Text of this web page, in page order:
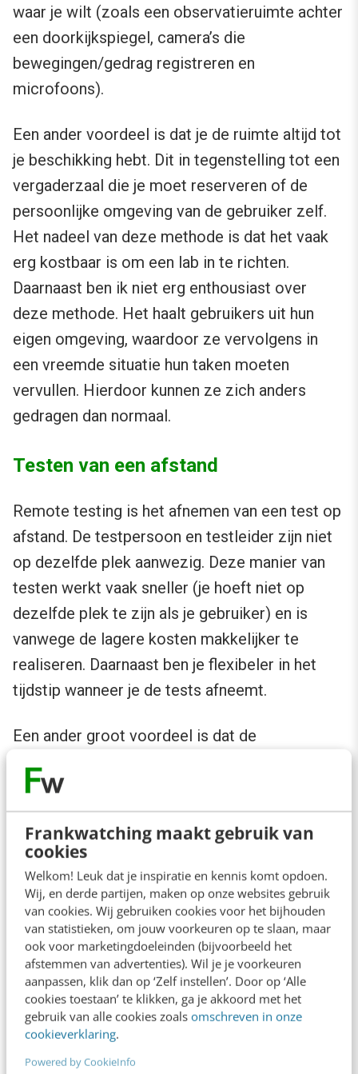
Frankwatching maakt gebruik van
cookies
Welkom! Leuk dat je inspiratie en kennis komt opdoen.
Wij, en derde partijen, maken op onze websites gebruik
van cookies. Wij gebruiken cookies voor het bijhouden
van statistieken, om jouw voorkeuren op te slaan, maar
ook voor marketingdoeleinden (bijvoorbeeld het
afstemmen van advertenties). Wil je je voorkeuren
aanpassen, klik dan op ‘Zelf instellen’. Door op ‘Alle
cookies toestaan’ te klikken, ga je akkoord met het
gebruik van alle cookies zoals omschreven in onze
cookieverklaring.
Powered by CookieInfo
waar je wilt (zoals een observatieruimte achter
een doorkijkspiegel, camera’s die
bewegingen/gedrag registreren en
microfoons).
Een ander voordeel is dat je de ruimte altijd tot
je beschikking hebt. Dit in tegenstelling tot een
vergaderzaal die je moet reserveren of de
persoonlijke omgeving van de gebruiker zelf.
Het nadeel van deze methode is dat het vaak
erg kostbaar is om een lab in te richten.
Daarnaast ben ik niet erg enthousiast over
deze methode. Het haalt gebruikers uit hun
eigen omgeving, waardoor ze vervolgens in
een vreemde situatie hun taken moeten
vervullen. Hierdoor kunnen ze zich anders
gedragen dan normaal.
Testen van een afstand
Remote testing is het afnemen van een test op
afstand. De testpersoon en testleider zijn niet
op dezelfde plek aanwezig. Deze manier van
testen werkt vaak sneller (je hoeft niet op
dezelfde plek te zijn als je gebruiker) en is
vanwege de lagere kosten makkelijker te
realiseren. Daarnaast ben je flexibeler in het
tijdstip wanneer je de tests afneemt.
Een ander groot voordeel is dat de
blijft en werkt met eigen materiaal. Een nadeel
van remote testing is dat je geen invloed hebt
op de omgeving van de testpersoon. Je hebt
meer tijd nodig hebt om de setup te realiseren
en hierbij kunnen eerder problemen kunnen
ontstaan, bijvoorbeeld bij het installeren van de
testsoftware op de computer van de
gebruiker. Remote testing kan op twee
verschillende manieren: gemodereerd
(synchroon) en niet gemodereerd
(asynchroon).